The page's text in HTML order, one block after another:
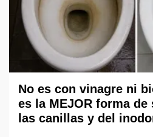
No es con vinagre ni
es la MEJOR forma
las canillas y del